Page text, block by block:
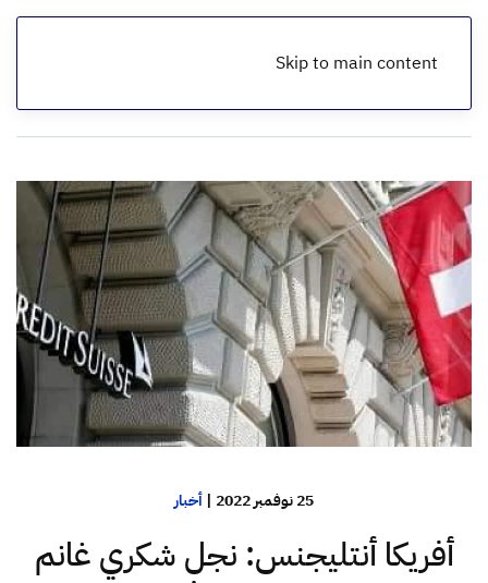
Skip to main content
الرئيسية
25 نوفمبر 2022 | أخبار
أفريكا أنتليجنس: نجل شكري غانم